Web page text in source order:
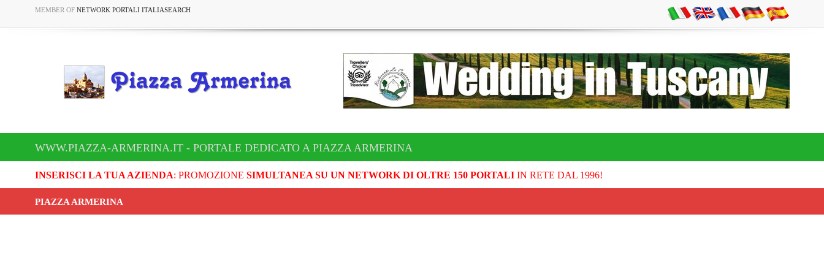
MEMBER OF NETWORK PORTALI ITALIASEARCH
WWW.PIAZZA-ARMERINA.IT - PORTALE DEDICATO A PIAZZA ARMERINA
INSERISCI LA TUA AZIENDA: PROMOZIONE SIMULTANEA SU UN NETWORK DI OLTRE 150 PORTALIIN RETE DAL 1996!
PIAZZA ARMERINA